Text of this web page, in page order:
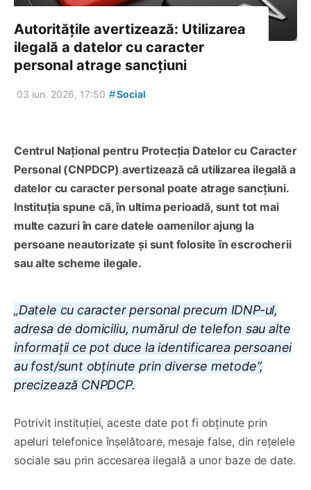
Autoritățile avertizează: Utilizarea
ilegală a datelor cu caracter
personal atrage sancțiuni
03 iun. 2026, 17:50 #Social
Centrul Național pentru Protecția Datelor cu Caracter
Personal (CNPDCP) avertizează că utilizarea ilegală a
datelor cu caracter personal poate atrage sancțiuni.
Instituția spune că, în ultima perioadă, sunt tot mai
multe cazuri în care datele oamenilor ajung la
persoane neautorizate și sunt folosite în escrocherii
sau alte scheme ilegale.
„Datele cu caracter personal precum IDNP-ul,
adresa de domiciliu, numărul de telefon sau alte
informații ce pot duce la identificarea persoanei
au fost/sunt obținute prin diverse metode”,
precizează CNPDCP.
Potrivit instituției, aceste date pot fi obținute prin
apeluri telefonice înșelătoare, mesaje false, din rețelele
sociale sau prin accesarea ilegală a unor baze de date.